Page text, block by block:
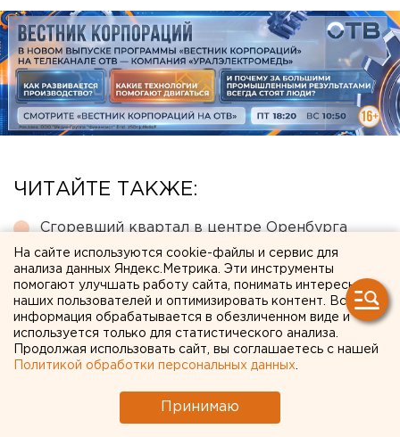
ЧИТАЙТЕ ТАКЖЕ:
Сгоревший квартал в центре Оренбурга
застроят
Путин назначил нового командующего
войсками ЦВО
Исторический центр Оренбурга застроят по
КРТ, а история с небоскребами — на паузе
на аукцион по КРТ в этом году
На сайте используются cookie-файлы и сервис для
анализа данных Яндекс.Метрика. Эти инструменты
помогают улучшать работу сайта, понимать интересы
наших пользователей и оптимизировать контент. Вся
информация обрабатывается в обезличенном виде и
используется только для статистического анализа.
Продолжая использовать сайт, вы соглашаетесь с нашей
Политикой обработки персональных данных
Принимаю